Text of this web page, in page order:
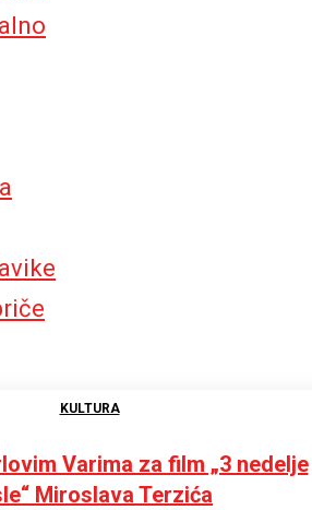
KULTURA
Varima za film „3 nedelje
Miroslava Terzića